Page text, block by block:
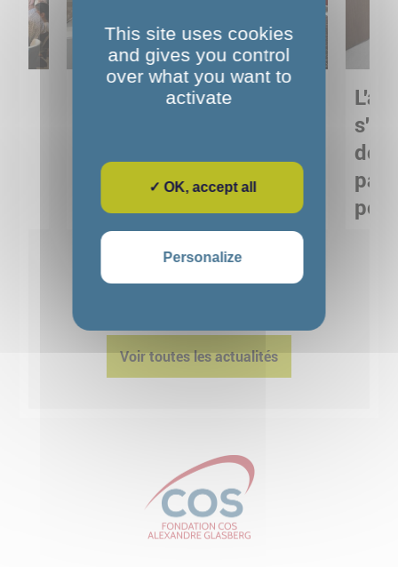
Sortie pédagogique au
autrement grâce à la
culture
Voir détails
de
1 2 3 4 5
Voir toutes les actualités
This site uses cookies
and gives you control
over what you want to
activate
✓ OK, accept all
Personalize